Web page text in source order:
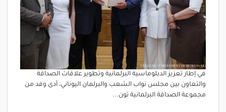
في إطار تعزيز الدبلوماسية البرلمانية وتطوير علاقات الصداقة
والتعاون بين مجلس نواب الشعب والبرلمان اليوناني، أدى وفد من
مجموعة الصداقة البرلمانية تون...